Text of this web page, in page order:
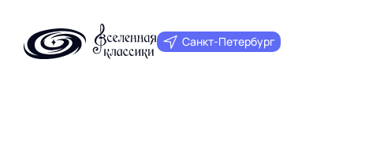
Санкт‑Петербург